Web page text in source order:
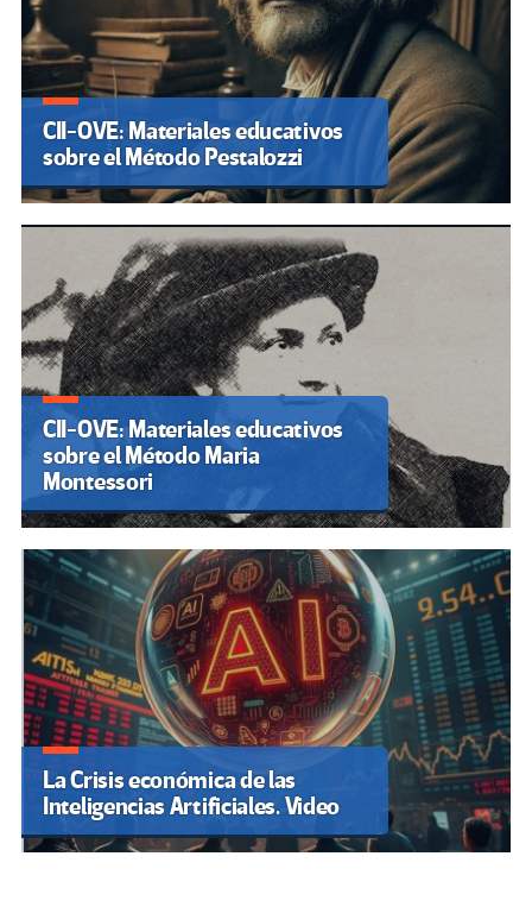
CII-OVE: Materiales educativos
sobre el Método Pestalozzi
CII-OVE: Materiales educativos
sobre el Método Maria
Montessori
La Crisis económica de las
Inteligencias Artificiales. Video